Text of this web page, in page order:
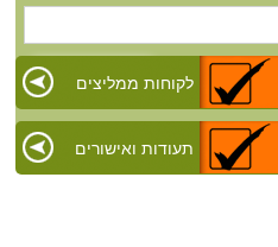
לקוחות ממליצים
תעודות ואישורים